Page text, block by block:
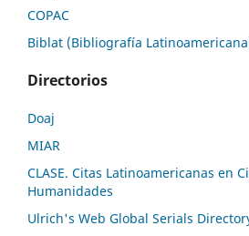
COPAC
Biblat (Bibliografía
Directorios
Doaj
MIAR
CLASE. Citas Latinoamericanas en
Humanidades
Ulrich's Web Global Serials